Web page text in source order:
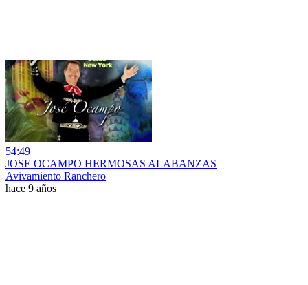
54:49
JOSE OCAMPO HERMOSAS ALABANZAS
Avivamiento Ranchero
hace 9 años